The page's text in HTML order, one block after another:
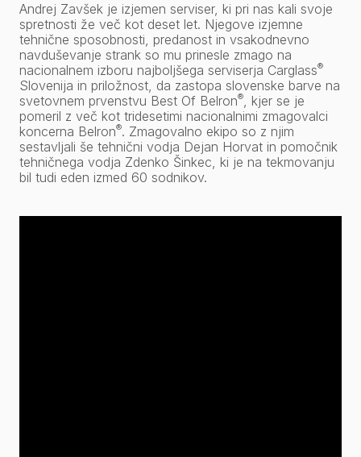
Andrej Zavšek je izjemen serviser, ki pri nas kali svoje
spretnosti že več kot deset let. Njegove izjemne
tehnične sposobnosti, predanost in vsakodnevno
navduševanje strank so mu prinesle zmago na
nacionalnem izboru najboljšega serviserja Carglass®
Slovenija in priložnost, da zastopa slovenske barve na
svetovnem prvenstvu Best Of Belron®, kjer se je
pomeril z več kot tridesetimi nacionalnimi zmagovalci
koncerna Belron®. Zmagovalno ekipo so z njim
sestavljali še tehnični vodja Dejan Horvat in pomočnik
tehničnega vodja Zdenko Šinkec, ki je na tekmovanju
bil tudi eden izmed 60 sodnikov.